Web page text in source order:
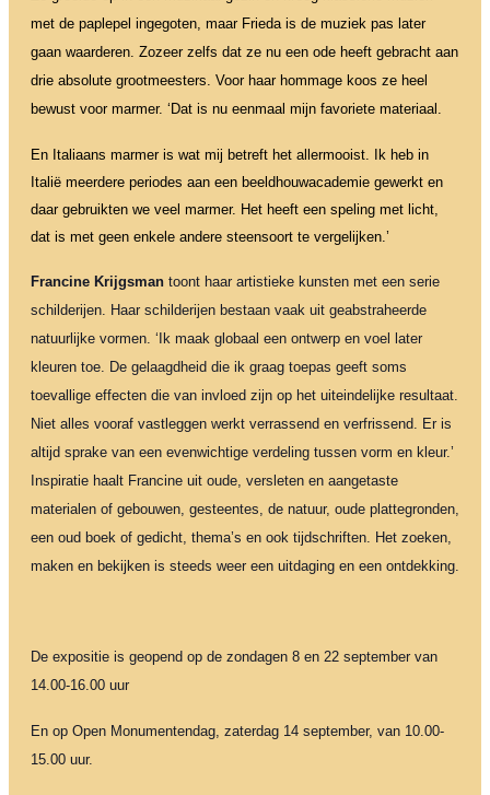
met de paplepel ingegoten, maar Frieda is de muziek pas later
gaan waarderen. Zozeer zelfs dat ze nu een ode heeft gebracht aan
drie absolute grootmeesters. Voor haar hommage koos ze heel
bewust voor marmer. ‘Dat is nu eenmaal mijn favoriete materiaal.
En Italiaans marmer is wat mij betreft het allermooist. Ik heb in
Italië meerdere periodes aan een beeldhouwacademie gewerkt en
daar gebruikten we veel marmer. Het heeft een speling met licht,
dat is met geen enkele andere steensoort te vergelijken.’
Francine Krijgsman toont haar artistieke kunsten met een serie
schilderijen. Haar schilderijen bestaan vaak uit geabstraheerde
natuurlijke vormen. ‘Ik maak globaal een ontwerp en voel later
kleuren toe. De gelaagdheid die ik graag toepas geeft soms
toevallige effecten die van invloed zijn op het uiteindelijke resultaat.
Niet alles vooraf vastleggen werkt verrassend en verfrissend. Er is
altijd sprake van een evenwichtige verdeling tussen vorm en kleur.’
Inspiratie haalt Francine uit oude, versleten en aangetaste
materialen of gebouwen, gesteentes, de natuur, oude plattegronden,
een oud boek of gedicht, thema’s en ook tijdschriften. Het zoeken,
maken en bekijken is steeds weer een uitdaging en een ontdekking.
De expositie is geopend op de zondagen 8 en 22 september van
14.00-16.00 uur
En op Open Monumentendag, zaterdag 14 september, van 10.00-
15.00 uur.